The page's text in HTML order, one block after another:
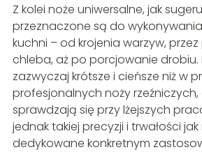
Z kolei noże uniwersalne, jak
przeznaczone są do
kuchni – od krojenia warzyw,
chleba, aż po porcjowanie drobiu.
zazwyczaj krótsze i cieńsze niż w
profesjonalnych noży rzeźniczych,
sprawdzają się przy lżejszych
jednak takiej precyzji i trwałości jak
dedykowane konkretnym